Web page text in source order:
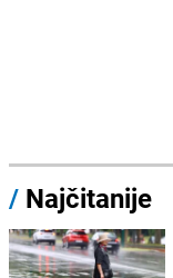
/ Najčitanije